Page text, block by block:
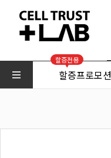
할증전용
할증프로모션